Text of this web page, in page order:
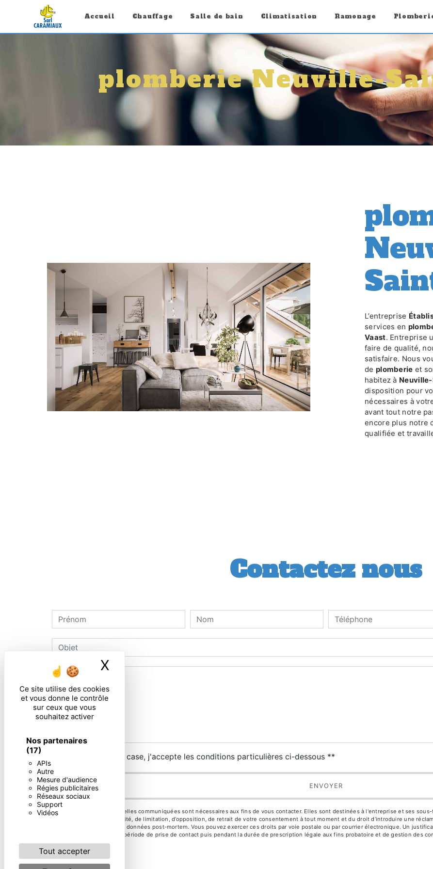
Panneau de gestion des cookies
Ce site utilise des cookies
et vous donne le contrôle
sur ceux que vous
souhaitez activer
Nos partenaires
(17)
APIs
Autre
Mesure d'audience
Régies publicitaires
Réseaux sociaux
Support
Vidéos
Tout accepter
X Masquer le bandeau des cookies
Accueil Chauffage Salle de bain Climatisation Ramonage
plomberie Neuville-
L’entreprise
services en
Vaast. Entreprise
faire de qualité,
satisfaire. Nous
de plomberie et
habitez à
disposition pour
nécessaires à
avant tout notre
encore plus notre
qualifiée et
Contactez nous
En cochant cette case, j'accepte les conditions particulières ci-dessous **
ENVOYER
** Les données personnelles communiquées sont nécessaires aux fins de vous contacter. Elles sont destinées à l'entreprise et ses
d’effacement, de portabilité, de limitation, d’opposition, de retrait de votre consentement à tout moment et du droit d’introduire une
d’organiser le sort de vos données post-mortem. Vous pouvez exercer ces droits par voie postale ou par courrier électronique. Un
vos données pendant la période de prise de contact puis pendant la durée de prescription légale aux fins probatoire et de gestion des